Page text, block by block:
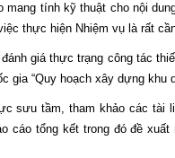
tính kỹ thuật cho nội
thực hiện Nhiệm vụ là rất
giá thực trạng công tác
gia “Quy hoạch xây dựng khu
sưu tầm, tham khảo các tài
cáo tổng kết trong đó đề